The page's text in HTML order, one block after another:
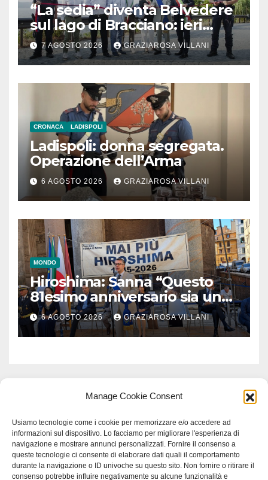
Manage Cookie Consent
Usiamo tecnologie come i cookie per memorizzare e/o accedere ad
informazioni sul dispositivo. Lo facciamo per migliorare l'esperienza di
navigazione e mostrare annunci personalizzati. Fornire il consenso a
queste tecnologie ci consente di elaborare dati quali il comportamento
durante la navigazione o ID univoche su questo sito. Non fornire o ritirare il
consenso potrebbe influire negativamente su alcune funzionalità e
“La sedia” diventa Belvedere
sul lago di Bracciano: ieri
l’inaugurazione
7 AGOSTO 2026 GRAZIAROSA VILLANI
CRONACA LADISPOLI
Ladispoli: donna segregata.
Operazione dell’Arma
6 AGOSTO 2026 GRAZIAROSA VILLANI
MONDO
Hiroshima: Sanna “Questo
81esimo anniversario sia un
monito per tutti”
6 AGOSTO 2026 GRAZIAROSA VILLANI